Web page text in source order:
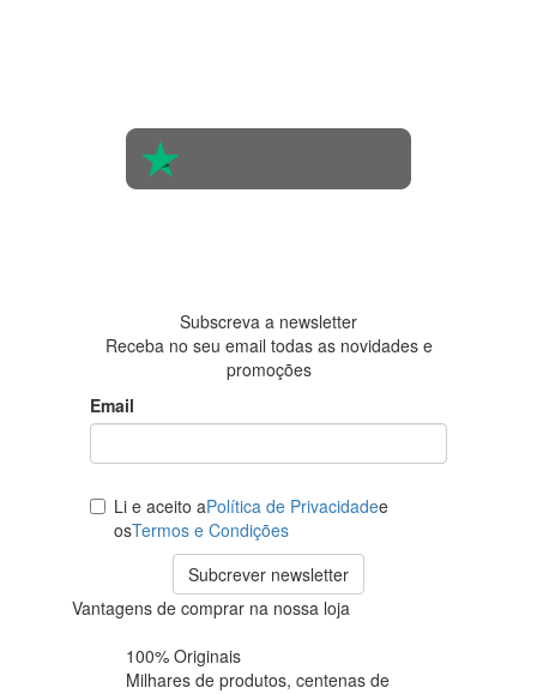
Subscreva a newsletter
Receba no seu email todas as novidades e
promoções
Email
Li e aceito aPolítica de Privacidadee
osTermos e Condições
Subcrever newsletter
Vantagens de comprar na nossa loja
100% Originais
Milhares de produtos, centenas de